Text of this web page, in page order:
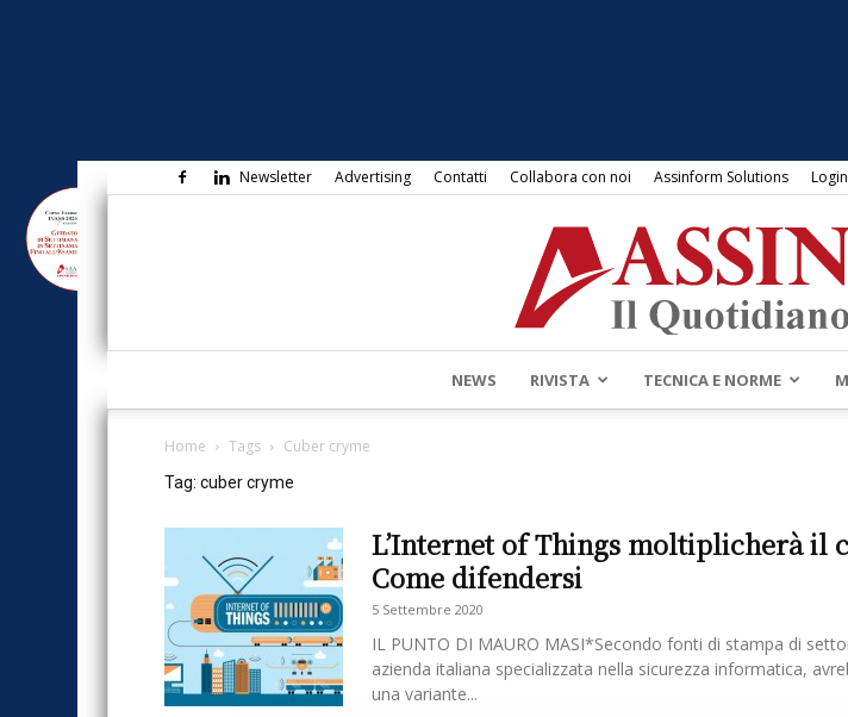
Newsletter Advertising Contatti Collabora con noi Assinform Solutions Login
NEWS RIVISTA TECNICA E NORME
Home Tags Cuber cryme
Tag: cuber cryme
L’Internet of Things moltiplicherà il
Come difendersi
5 Settembre 2020
IL PUNTO DI MAURO MASI*Secondo fonti di stampa di
azienda italiana specializzata nella sicurezza informatica,
una variante...